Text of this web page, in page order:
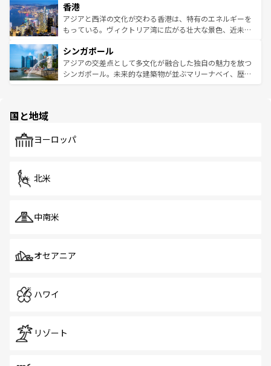
とつ。フォーやバインミー、ベトナムコーヒーなどは、ぜ
ひ現地で味わいたい。どの地域を訪れてもあたたかい人々
が旅行者を迎えてくれるので、きっと忘れられない旅にな
参照してほしい。
の活気が交差している。北部ではチェンマイなどの山岳地
帯で自然と触れ合い、南部ではプーケットやクラビの美し
いビーチでリゾート気分を楽しむことができる。タイ料理
激する。気候は一年中温暖で、どの季節にも異なる楽しみ
が待っている。親しみやすいタイの人々、仏教を中心とし
た文化、そして多様な観光資源が、訪れる旅人を魅了し続
香港
アジアと西洋の文化が交わる香港は、特有のエネルギーを
もっている。ヴィクトリア湾に広がる壮大な景色、近未来
み、どこを訪れても感動するはず。観光スポットが密集し
ており、効率よく見どころを回れるのも魅力。息をのむよ
うな絶景から文化的な体験まで、香港を存分に楽しみ尽く
シンガポール
アジアの交差点として多文化が融合した独自の魅力を放つ
シンガポール。未来的な建築物が並ぶマリーナベイ、歴史
で、ホーカーズは地元の風情を楽しめる外せないスポット
国と地域
ヨーロッパ
北米
中南米
オセアニア
ハワイ
リゾート